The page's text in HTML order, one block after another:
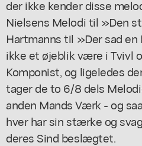
der ikke kender disse
Nielsens Melodi til »Den
Hartmanns til »Der sad
ikke et øjeblik være i Tvivl
Komponist, og ligeledes
tager de to 6/8 dels
anden Mands Værk - og
hver har sin stærke og
deres Sind beslægtet.